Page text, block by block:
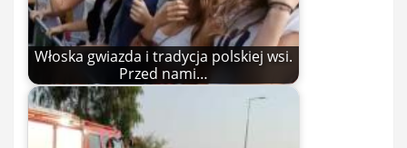
Włoska gwiazda i tradycja polskiej wsi.
Przed nami…